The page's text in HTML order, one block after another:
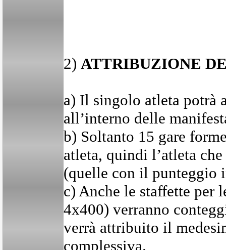
2) ATTRIBUZIONE
a) Il singolo atleta potrà
all’interno delle
b) Soltanto 15 gare
atleta, quindi l’atleta
(quelle con il punteggio
c) Anche le staffette per
4x400) verranno
verrà attribuito il
complessiva.